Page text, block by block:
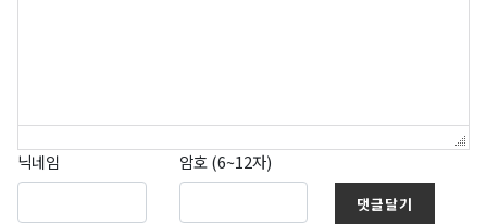
닉네임 암호 (6~12자)
댓글달기